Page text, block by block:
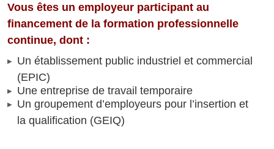
Vous êtes un employeur participant au
financement de la formation professionnelle
continue, dont :
Un établissement public industriel et commercial
(EPIC)
Une entreprise de travail temporaire
Un groupement d’employeurs pour l’insertion et
la qualification (GEIQ)